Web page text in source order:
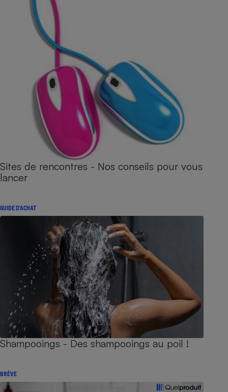
Sites de rencontres - Nos conseils pour vous
lancer
GUIDE D'ACHAT
Shampooings - Des shampooings au poil !
BRÈVE